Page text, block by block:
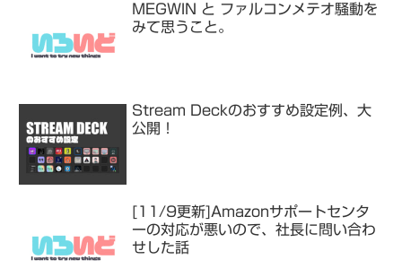
MEGWIN と ファルコンメテオ騒動を
みて思うこと。
Stream Deckのおすすめ設定例、大
公開！
[11/9更新]Amazonサポートセンタ
ーの対応が悪いので、社長に問い合わ
せした話